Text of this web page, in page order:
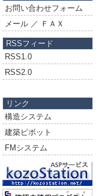
お問い合わせフォーム
メール ／ ＦＡＸ
RSSフィード
RSS1.0
RSS2.0
リンク
構造システム
建築ピボット
FMシステム